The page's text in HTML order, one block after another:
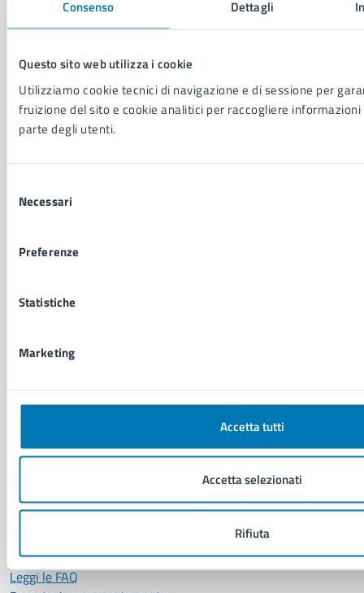
Consenso Dettagli
Questo sito web utilizza i cookie
Utilizziamo cookie tecnici di navigazione e di sessione per
fruizione del sito e cookie analitici per raccogliere
parte degli utenti.
delNecessari
Preferenze
Statistiche
Marketing
Accetta tutti
Accetta selezionati
Rifiuta
Vita lavorativa
NOVITÀ
Notizie
Avvisi
Comunicati
Luoghi
CONTATTI
CF: 80014890638
Servizio Protocollo, URP e Albo Pretorio
Leggi le FAQ